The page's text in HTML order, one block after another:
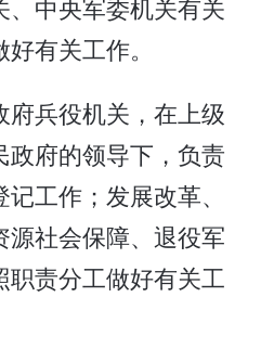
中央军委机关有关
有关工作。
兵役机关，在上级
府的领导下，负责
工作；发展改革、
社会保障、退役军
职责分工做好有关工